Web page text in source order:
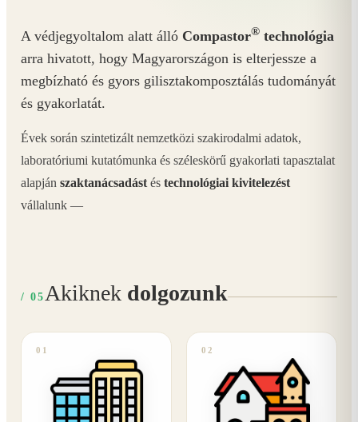
A védjegyoltalom alatt álló Compastor® technológia
arra hivatott, hogy Magyarországon is elterjessze a
megbízható és gyors gilisztakomposztálás tudományát
és gyakorlatát.
Évek során szintetizált nemzetközi szakirodalmi adatok,
laboratóriumi kutatómunka és széleskörű gyakorlati tapasztalat
alapján szaktanácsadást és technológiai kivitelezést
vállalunk —
/ 05 Akiknek dolgozunk
01 02